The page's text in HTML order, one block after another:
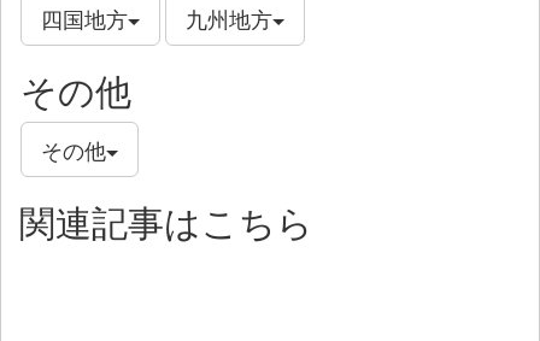
四国地方
九州地方
その他
その他
関連記事はこちら